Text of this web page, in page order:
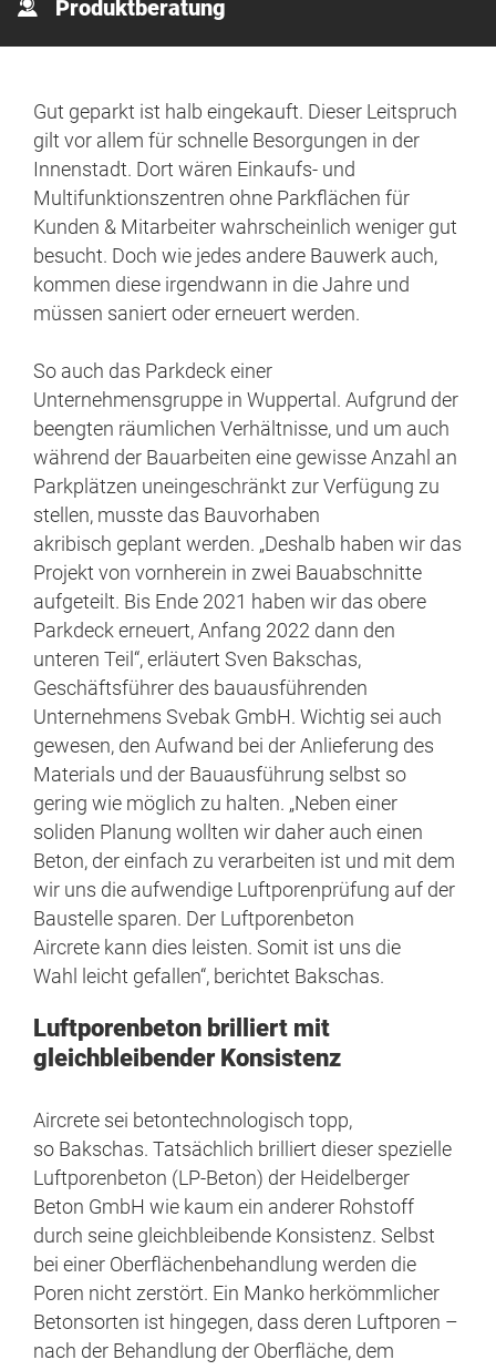
Produktberatung
Gut geparkt ist halb eingekauft. Dieser Leitspruch
gilt vor allem für schnelle Besorgungen in der
Innenstadt. Dort wären Einkaufs- und
Multifunktionszentren ohne Parkflächen für
Kunden & Mitarbeiter wahrscheinlich weniger gut
besucht. Doch wie jedes andere Bauwerk auch,
kommen diese irgendwann in die Jahre und
müssen saniert oder erneuert werden.
So auch das Parkdeck einer
Unternehmensgruppe in Wuppertal. Aufgrund der
beengten räumlichen Verhältnisse, und um auch
während der Bauarbeiten eine gewisse Anzahl an
Parkplätzen uneingeschränkt zur Verfügung zu
stellen, musste das Bauvorhaben
akribisch geplant werden. „Deshalb haben wir das
Projekt von vornherein in zwei Bauabschnitte
aufgeteilt. Bis Ende 2021 haben wir das obere
Parkdeck erneuert, Anfang 2022 dann den
unteren Teil“, erläutert Sven Bakschas,
Geschäftsführer des bauausführenden
Unternehmens Svebak GmbH. Wichtig sei auch
gewesen, den Aufwand bei der Anlieferung des
Materials und der Bauausführung selbst so
gering wie möglich zu halten. „Neben einer
soliden Planung wollten wir daher auch einen
Beton, der einfach zu verarbeiten ist und mit dem
wir uns die aufwendige Luftporenprüfung auf der
Baustelle sparen. Der Luftporenbeton
Aircrete kann dies leisten. Somit ist uns die
Wahl leicht gefallen“, berichtet Bakschas.
Luftporenbeton brilliert mit
gleichbleibender Konsistenz
Aircrete sei betontechnologisch topp,
so Bakschas. Tatsächlich brilliert dieser spezielle
Luftporenbeton (LP-Beton) der Heidelberger
Beton GmbH wie kaum ein anderer Rohstoff
durch seine gleichbleibende Konsistenz. Selbst
bei einer Oberflächenbehandlung werden die
Poren nicht zerstört. Ein Manko herkömmlicher
Betonsorten ist hingegen, dass deren Luftporen –
nach der Behandlung der Oberfläche, dem